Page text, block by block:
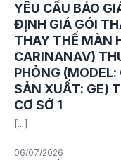
YÊU CẦU BÁO
ĐỊNH GIÁ GÓI
THAY THẾ MÀN
CARINANAV)
PHỎNG
SẢN XUẤT: GE)
CƠ SỞ 1
[...]
06/07/2026